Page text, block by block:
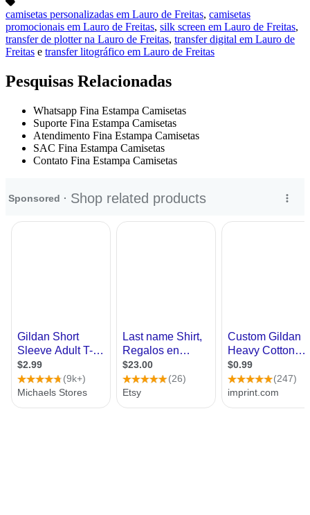
camisetas personalizadas em Lauro de Freitas, camisetas
promocionais em Lauro de Freitas, silk screen em Lauro de Freitas,
transfer de plotter na Lauro de Freitas, transfer digital em Lauro de
Freitas e transfer litográfico em Lauro de Freitas
Pesquisas Relacionadas
Whatsapp Fina Estampa Camisetas
Suporte Fina Estampa Camisetas
Atendimento Fina Estampa Camisetas
SAC Fina Estampa Camisetas
Contato Fina Estampa Camisetas